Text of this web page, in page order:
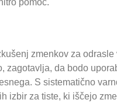
pomoč.
zmenkov za
zagotavlja, da bodo
S sistematično
izbir za tiste, ki iščejo